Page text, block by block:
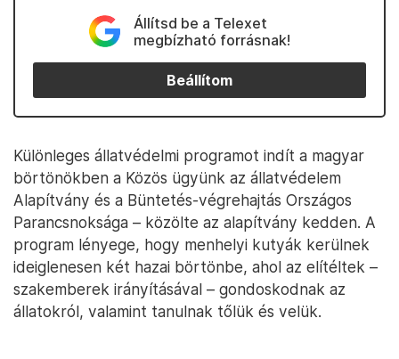
Állítsd be a Telexet
megbízható forrásnak!
Beállítom
Különleges állatvédelmi programot indít a magyar
börtönökben a Közös ügyünk az állatvédelem
Alapítvány és a Büntetés-végrehajtás Országos
Parancsnoksága – közölte az alapítvány kedden. A
program lényege, hogy menhelyi kutyák kerülnek
ideiglenesen két hazai börtönbe, ahol az elítéltek –
szakemberek irányításával – gondoskodnak az
állatokról, valamint tanulnak tőlük és velük.